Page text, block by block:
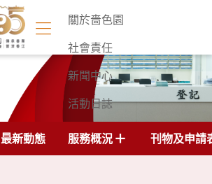
關於嗇色園
社會責任
新聞中心
活動日誌
聯絡我們
最新動態 服務概況 刊物及申請